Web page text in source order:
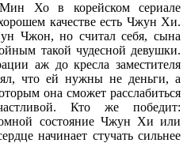
Хо в корейском сериале
качестве есть Чжун Хи.
Чжон, но считал себя, сына
такой чудесной девушки.
аж до кресла заместителя
что ей нужны не деньги, а
она сможет расслабиться
Кто же победит:
состояние Чжун Хи или
начинает стучать сильнее